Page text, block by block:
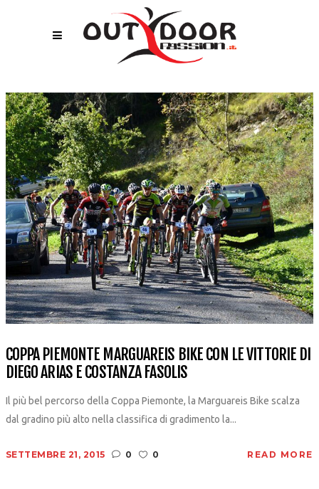
COPPA PIEMONTE MARGUAREIS BIKE CON LE VITTORIE DI
DIEGO ARIAS E COSTANZA FASOLIS
Il più bel percorso della Coppa Piemonte, la Marguareis Bike scalza
dal gradino più alto nella classifica di gradimento la...
SETTEMBRE 21, 2015 0 0 READ MORE